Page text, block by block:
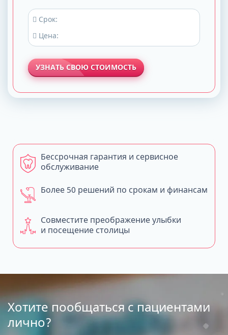
Срок:
Цена:
УЗНАТЬ СВОЮ СТОИМОСТЬ
Совместите преображение улыбки
и посещение столицы
Бессрочная гарантия и сервисное
обслуживание
Более 50 решений по срокам и финансам
Хотите пообщаться с пациентами
лично?